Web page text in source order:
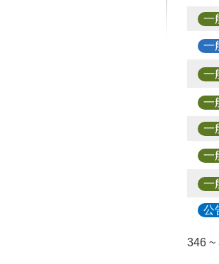
一
一
一
一
一
一
一
公
346 ~